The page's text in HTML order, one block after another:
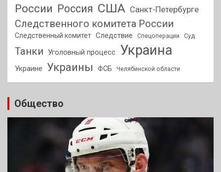
России Россия США Санкт-Петербурге
Следственного комитета России
Следственный комитет Следствие Спецоперации Суд
Танки Уголовный процесс Украина
Украине Украины ФСБ Челябинской области
Общество